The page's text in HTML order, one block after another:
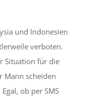
und Indonesien
verboten.
Situation für die
Mann scheiden
ob per SMS